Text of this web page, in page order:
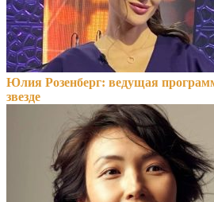
Юлия Розенберг: ведущая
звезде